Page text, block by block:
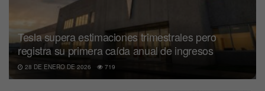
Tesla supera estimaciones trimestrales pero
registra su primera caída anual de ingresos
28 DE ENERO DE 2026 719